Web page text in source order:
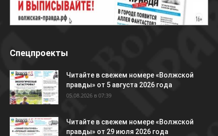
Спецпроекты
Читайте в свежем номере «Волжской
правды» от 5 августа 2026 года
05.08.2026 в 07:39
Читайте в свежем номере «Волжской
правды» от 29 июля 2026 года